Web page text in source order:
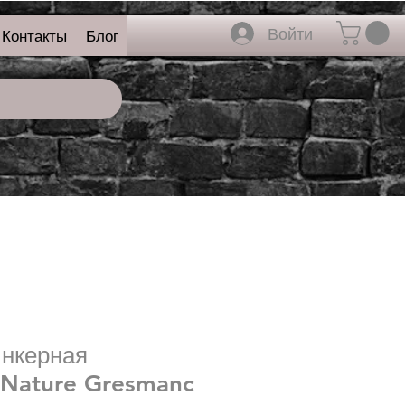
Контакты Блог Войти
Gresmanc